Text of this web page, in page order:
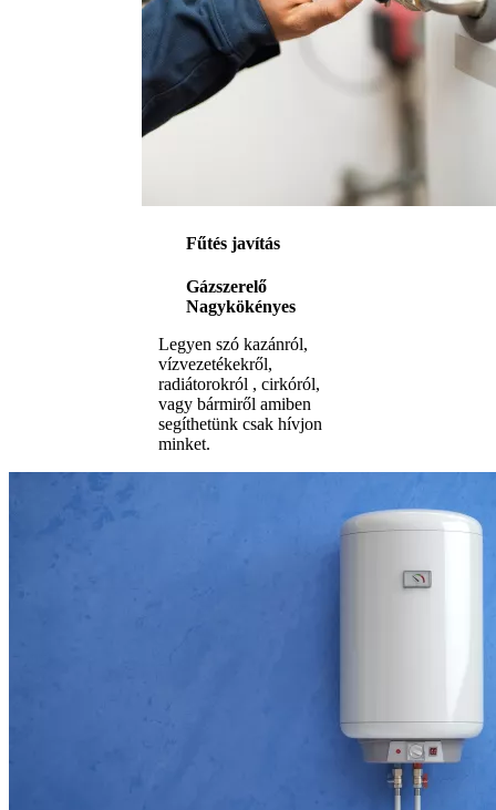
Fűtés javítás
Gázszerelő
Nagykökényes
Legyen szó kazánról,
vízvezetékekről,
radiátorokról , cirkóról,
vagy bármiről amiben
segíthetünk csak hívjon
minket.